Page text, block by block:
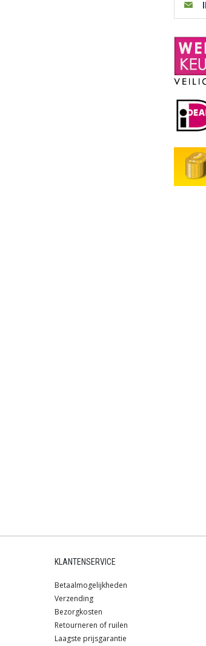
KLANTENSERVICE
Betaalmogelijkheden
Verzending
Bezorgkosten
Retourneren of ruilen
Laagste prijsgarantie